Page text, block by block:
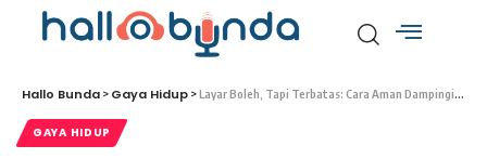
Hallo Bunda > Gaya Hidup >Layar Boleh, Tapi Terbatas: Cara Aman Dampingi Anak Bermain Gadget
GAYA HIDUP